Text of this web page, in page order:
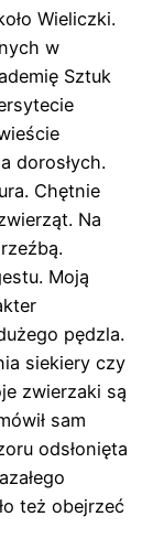
Wieliczki.
w
Sztuk
dorosłych.
Chętnie
Na
Moją
pędzla.
siekiery czy
zwierzaki są
sam
odsłonięta
też obejrzeć